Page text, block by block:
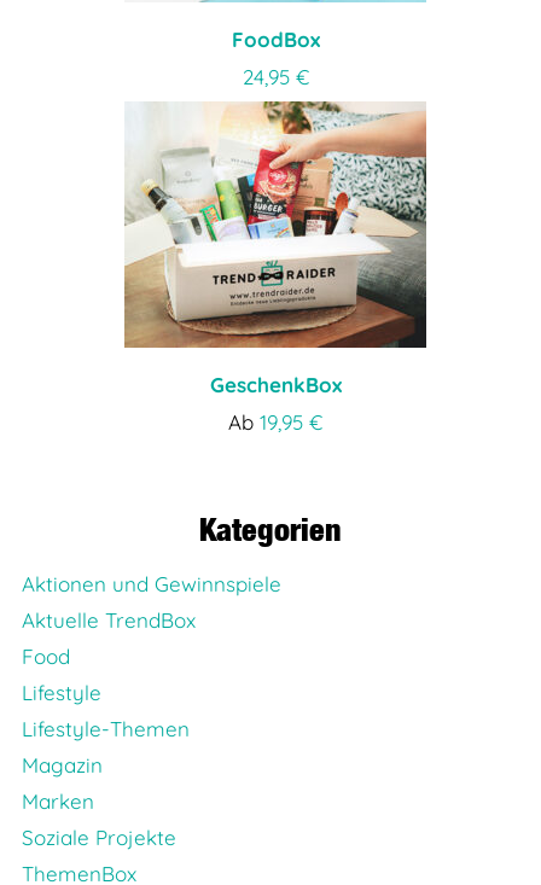
FoodBox
24,95 €
GeschenkBox
Ab 19,95 €
Kategorien
Aktionen und Gewinnspiele
Aktuelle TrendBox
Food
Lifestyle
Lifestyle-Themen
Magazin
Marken
Soziale Projekte
ThemenBox